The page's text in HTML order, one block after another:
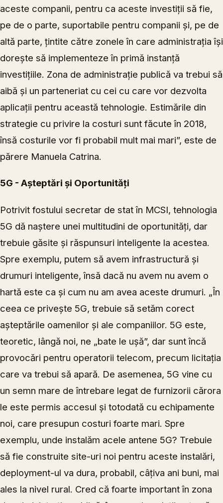
aceste companii, pentru ca aceste investiții să fie,
pe de o parte, suportabile pentru companii și, pe de
altă parte, țintite către zonele în care administrația își
dorește să implementeze în primă instanță
investițiile. Zona de administrație publică va trebui să
aibă și un parteneriat cu cei cu care vor dezvolta
aplicații pentru această tehnologie. Estimările din
strategie cu privire la costuri sunt făcute în 2018,
însă costurile vor fi probabil mult mai mari”, este de
părere Manuela Catrina.
5G - Așteptări și Oportunități
Potrivit fostului secretar de stat în MCSI, tehnologia
5G dă naștere unei multitudini de oportunități, dar
trebuie găsite și răspunsuri inteligente la acestea.
Spre exemplu, putem să avem infrastructură și
drumuri inteligente, însă dacă nu avem nu avem o
hartă este ca și cum nu am avea aceste drumuri. „În
ceea ce privește 5G, trebuie să setăm corect
așteptările oamenilor și ale companiilor. 5G este,
teoretic, lângă noi, ne „bate le ușă”, dar sunt încă
provocări pentru operatorii telecom, precum licitația
care va trebui să apară. De asemenea, 5G vine cu
un semn mare de întrebare legat de furnizorii cărora
le este permis accesul și totodată cu echipamente
noi, care presupun costuri foarte mari. Spre
exemplu, unde instalăm acele antene 5G? Trebuie
să fie construite site-uri noi pentru aceste instalări,
deployment-ul va dura, probabil, câțiva ani buni, mai
ales la nivel rural. Cred că foarte important în zona